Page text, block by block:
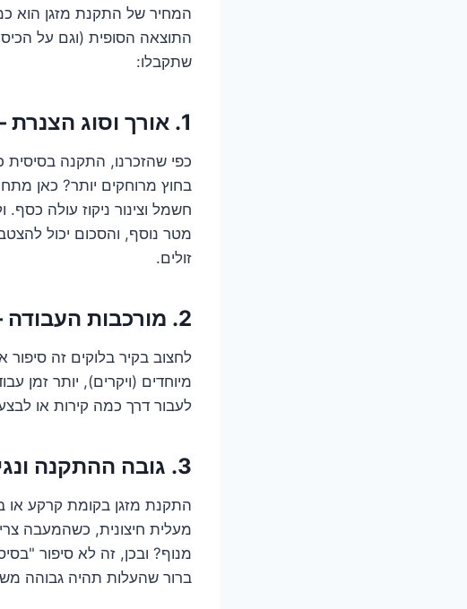
המחיר של התקנת מזגן הוא
התוצאה הסופית (וגם על
שתקבלו:
1. אורך וסוג הצנרת – הארכה שעולה כסף
כפי שהזכרנו, התקנה
בחוץ מרוחקים יותר? כאן
חשמל וצינור ניקוז עולה
מטר נוסף, והסכום יכול
זולים.
2. מורכבות העבודה – לא כל קיר נולד שווה
לחצוב בקיר בלוקים זה
מיוחדים (ויקרים), יותר זמן
לעבור דרך כמה קירות או
3. גובה ההתקנה ונגישות – האם המתקין צריך כנפיים?
התקנת מזגן בקומת קרקע או
מעלית חיצונית, כשהמעבה
מנוף? ובכן, זה לא סיפור
ברור שהעלות תהיה גבוהה